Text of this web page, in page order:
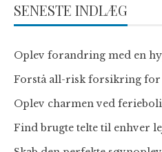
SENESTE INDLÆG
Oplev forandring med en
Forstå all-risk forsikring for
Oplev charmen ved
Find brugte telte til enhver